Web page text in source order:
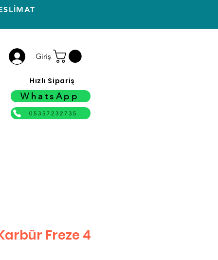
Giriş
Hızlı Sipariş
WhatsApp
05357232735
Freze 4